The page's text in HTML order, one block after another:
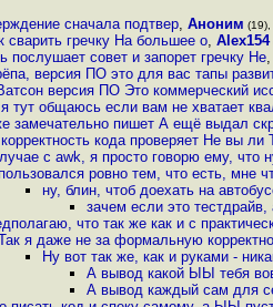
сначала подтвер, Аноним
гречку На большее о, Alex154
совет и запорет гречку Не,
версия ПО это для вас тапы
версия ПО Это коммерческий
тут общаюсь если вам не хватает
замечательно пишет А ещё выдал
кода проверяет Не вы ли
с awk, я просто говорю ему, что
пользовался ровно тем, что есть, мне
ну, блин, чтоб доехать на
зачем если это
что так же как и с
я даже не за формальную
Ну вот так же, как и руками -
А вывод какой ЫЫ тебя
А вывод каждый сам для